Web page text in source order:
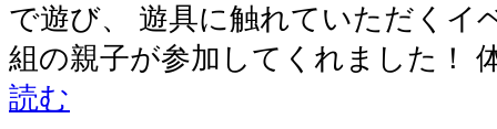
で遊び、 遊具に触れていただくイ
組の親子が参加してくれました！
読む